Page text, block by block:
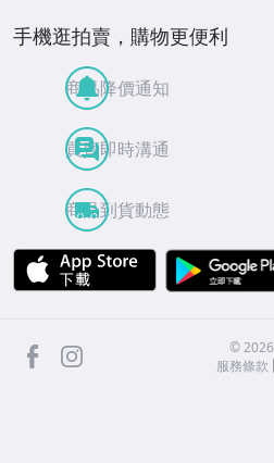
手機逛拍賣，購物更便利
商品降價通知
買賣即時溝通
商品到貨動態
APP Store
facebook ©2026
服務條款